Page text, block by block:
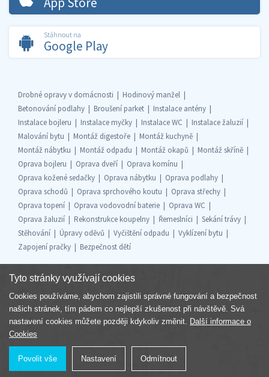
Stáhnout na
Google Play
Drobné opravy v domácnosti
Hodinový manžel
Betonování podlahy
Broušení parket
Instalace antény
Instalace bojleru
Instalace myčky Instalace WC
Instalace žaluzií
Malování bytu
Montáž digestoře
Montáž kuchyně
Montáž nábytku
Montáž odpadu Montáž okapů
Montáž skříně
Oprava bojleru
Oprava dveří
Oprava komínu
Oprava kožené sedačky
Oprava nábytku
Oprava podlahy
Oprava schodů
Oprava sprchového koutu
Oprava střechy
Oprava topení
Oprava vodovodní baterie
Oprava WC
Oprava žaluzií
Rekonstrukce koupelny Řemeslníci
Sekání trávy
Stěhování
Úpravy oděvů Vyčištění odpadu
Vyklízení bytu
Zapojení pračky
Bezpečnost dětí
Součást skupiny
Tyto stránky využívají cookies
Cookies používáme, abychom zajistili správné fungování a bezpečnost
našich stránek, tím pádem co nejlepší zkušenost při návštěvě. Svá
nastavení cookies můžete později kdykoliv změnit. Další informace o
Cookies
Povolit vše Nastavení Odmítnout